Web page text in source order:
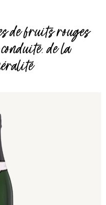
de fruits rouges
de la